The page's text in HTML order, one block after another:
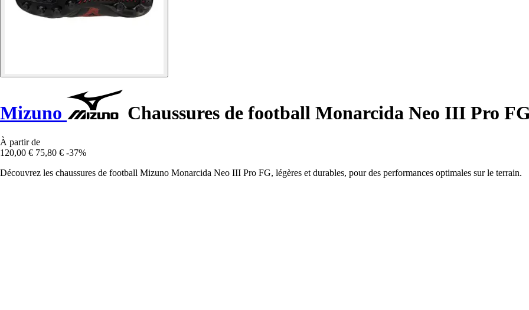
Mizuno Chaussures de football Monarcida Neo III Pro
À partir de
120,00 € 75,80 € -37%
Découvrez les chaussures de football Mizuno Monarcida Neo III Pro FG, légères et durables, pour des performances optimales sur le terrain.